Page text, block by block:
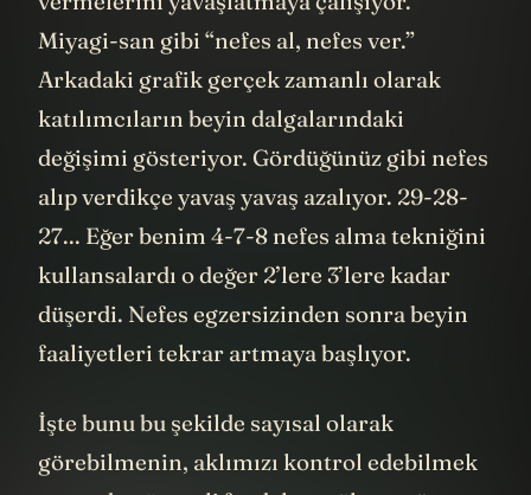
Miyagi-san gibi “nefes al, nefes ver.”
Arkadaki grafik gerçek zamanlı olarak
katılımcıların beyin dalgalarındaki
değişimi gösteriyor. Gördüğünüz gibi nefes
alıp verdikçe yavaş yavaş azalıyor. 29-28-
27... Eğer benim 4-7-8 nefes alma tekniğini
kullansalardı o değer 2’lere 3’lere kadar
düşerdi. Nefes egzersizinden sonra beyin
faaliyetleri tekrar artmaya başlıyor.
İşte bunu bu şekilde sayısal olarak
görebilmenin, aklımızı kontrol edebilmek